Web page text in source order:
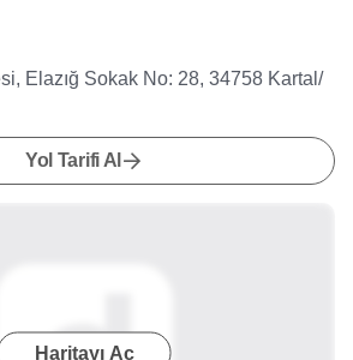
Elazığ Sokak No: 28, 34758 Kartal/
Yol Tarifi Al
Haritayı Aç